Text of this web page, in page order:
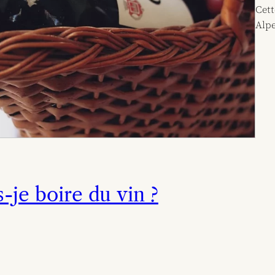
je boire du vin ?